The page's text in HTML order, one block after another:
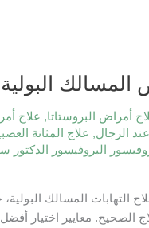
البولية
أمراض البروستاتا, علاج
الرجال, علاج المثانة
البروفيسور الدكتور
المسالك البولية،
الصحيح. معايير اختيار